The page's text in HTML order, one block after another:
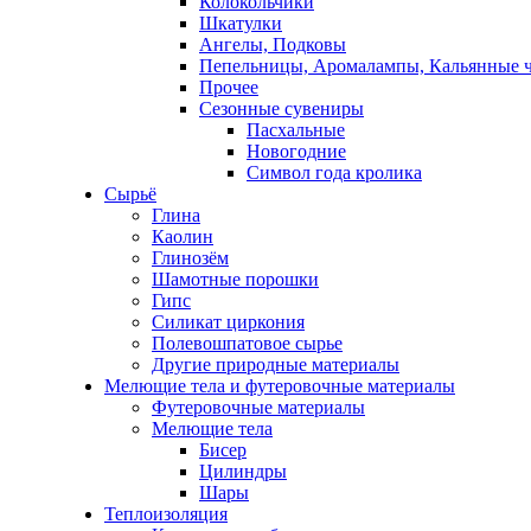
Шкатулки
Ангелы, Подковы
Пепельницы, Аромалампы, Кальянные
Прочее
Сезонные сувениры
Пасхальные
Новогодние
Символ года кролика
Сырьё
Глина
Каолин
Глинозём
Шамотные порошки
Гипс
Силикат циркония
Полевошпатовое сырье
Другие природные материалы
Мелющие тела и футеровочные материалы
Футеровочные материалы
Мелющие тела
Бисер
Цилиндры
Шары
Теплоизоляция